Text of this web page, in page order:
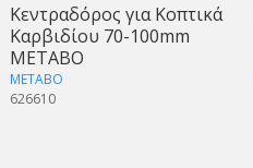
Kεντραδόρος για Kοπτικά
Kαρβιδίου 70-100mm
METABO
METABO
626610